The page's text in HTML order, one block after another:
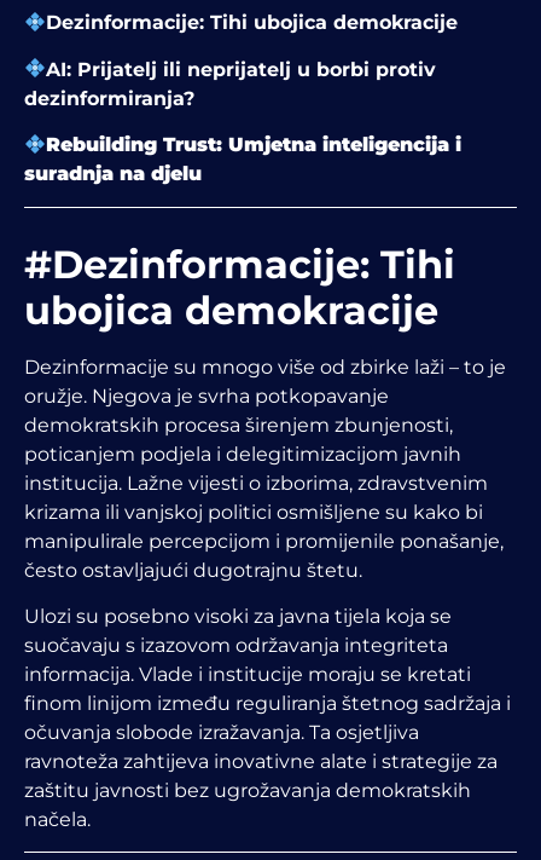
Dezinformacije: Tihi ubojica demokracije
AI: Prijatelj ili neprijatelj u borbi protiv
dezinformiranja?
Rebuilding Trust: Umjetna inteligencija i
suradnja na djelu
#Dezinformacije: Tihi
ubojica demokracije
Dezinformacije su mnogo više od zbirke laži – to je
oružje. Njegova je svrha potkopavanje
demokratskih procesa širenjem zbunjenosti,
poticanjem podjela i delegitimizacijom javnih
institucija. Lažne vijesti o izborima, zdravstvenim
krizama ili vanjskoj politici osmišljene su kako bi
manipulirale percepcijom i promijenile ponašanje,
često ostavljajući dugotrajnu štetu.
Ulozi su posebno visoki za javna tijela koja se
suočavaju s izazovom održavanja integriteta
informacija. Vlade i institucije moraju se kretati
finom linijom između reguliranja štetnog sadržaja i
očuvanja slobode izražavanja. Ta osjetljiva
ravnoteža zahtijeva inovativne alate i strategije za
zaštitu javnosti bez ugrožavanja demokratskih
načela.